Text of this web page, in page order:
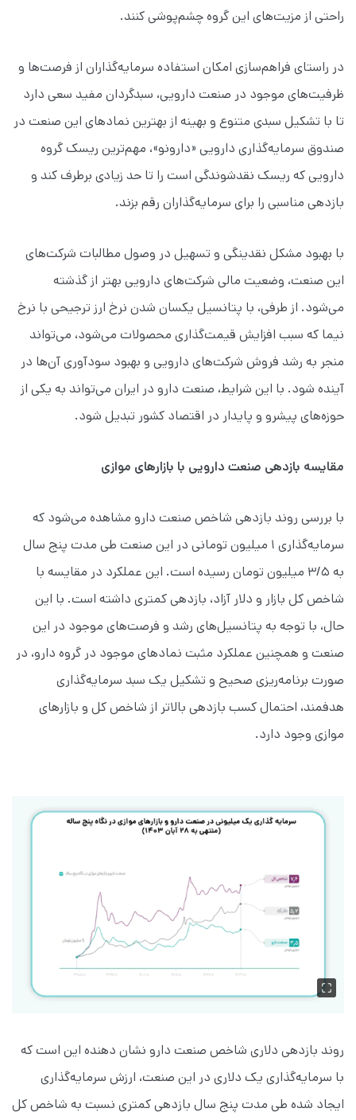
راحتی از مزیت‌های این گروه چشم‌پوشی کنند.
در راستای فراهم‌سازی امکان استفاده سرمایه‌گذاران از فرصت‌ها و
ظرفیت‌های موجود در صنعت دارویی، سبدگردان مفید سعی دارد
تا با تشکیل سبدی متنوع و بهینه از بهترین نمادهای این صنعت در
صندوق سرمایه‌گذاری دارویی «دارونو»، مهم‌ترین ریسک گروه
دارویی که ریسک نقدشوندگی است را تا حد زیادی برطرف کند و
بازدهی مناسبی را برای سرمایه‌گذاران رقم بزند.
با بهبود مشکل نقدینگی و تسهیل در وصول مطالبات شرکت‌های
این صنعت، وضعیت مالی شرکت‌های دارویی بهتر از گذشته
می‌شود. از طرفی، با پتانسیل یکسان شدن نرخ ارز ترجیحی با نرخ
نیما که سبب افزایش قیمت‌گذاری محصولات می‌شود، می‌تواند
منجر به رشد فروش شرکت‌های دارویی و بهبود سودآوری آن‌ها در
آینده شود. با این شرایط، صنعت دارو در ایران می‌تواند به یکی از
حوزه‌های پیشرو و پایدار در اقتصاد کشور تبدیل شود.
مقایسه بازدهی صنعت دارویی با بازارهای موازی
با بررسی روند بازدهی شاخص صنعت دارو مشاهده می‌شود که
سرمایه‌گذاری ۱ میلیون تومانی در این صنعت طی مدت پنج سال
به ۳/۵ میلیون تومان رسیده است. این عملکرد در مقایسه با
شاخص کل بازار و دلار آزاد، بازدهی کمتری داشته است. با این
حال، با توجه به پتانسیل‌های رشد و فرصت‌های موجود در این
صنعت و همچنین عملکرد مثبت نمادهای موجود در گروه دارو، در
صورت برنامه‌ریزی صحیح و تشکیل یک سبد سرمایه‌گذاری
هدفمند، احتمال کسب بازدهی بالاتر از شاخص کل و بازارهای
موازی وجود دارد.
روند بازدهی دلاری شاخص صنعت دارو نشان دهنده این است که
با سرمایه‌گذاری یک دلاری در این صنعت، ارزش سرمایه‌گذاری
ایجاد شده طی مدت پنج سال بازدهی کمتری نسبت به شاخص کل